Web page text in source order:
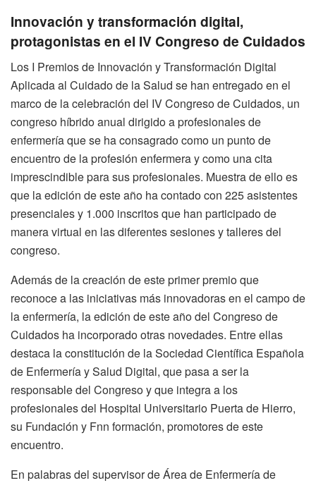
Innovación y transformación digital,
protagonistas en el IV Congreso de Cuidados
Los I Premios de Innovación y Transformación Digital
Aplicada al Cuidado de la Salud se han entregado en el
marco de la celebración del IV Congreso de Cuidados, un
congreso híbrido anual dirigido a profesionales de
enfermería que se ha consagrado como un punto de
encuentro de la profesión enfermera y como una cita
imprescindible para sus profesionales. Muestra de ello es
que la edición de este año ha contado con 225 asistentes
presenciales y 1.000 inscritos que han participado de
manera virtual en las diferentes sesiones y talleres del
congreso.
Además de la creación de este primer premio que
reconoce a las iniciativas más innovadoras en el campo de
la enfermería, la edición de este año del Congreso de
Cuidados ha incorporado otras novedades. Entre ellas
destaca la constitución de la Sociedad Científica Española
de Enfermería y Salud Digital, que pasa a ser la
responsable del Congreso y que integra a los
profesionales del Hospital Universitario Puerta de Hierro,
su Fundación y Fnn formación, promotores de este
encuentro.
En palabras del supervisor de Área de Enfermería de